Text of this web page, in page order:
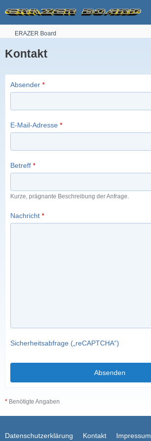
ERAZER Board
Kontakt
Absender *
E-Mail-Adresse *
Betreff *
Kurze, prägnante Beschreibung der Anfrage.
Nachricht *
Sicherheitsabfrage („reCAPTCHA“)
* Benötigte Angaben
Datenschutzerklärung Kontakt Impressum